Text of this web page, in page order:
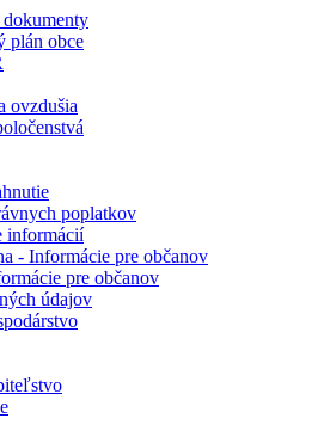
dokumenty
plán obce
ovzdušia
poplatkov
informácií
- Informácie pre občanov
pre občanov
údajov